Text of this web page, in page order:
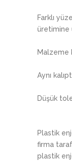
Farklı
üretimine
Malzeme
Aynı
Düşük
Plastik
firma
plastik